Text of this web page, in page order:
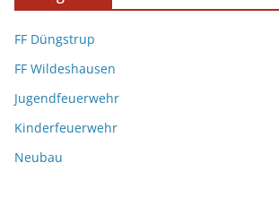
FF Düngstrup
FF Wildeshausen
Jugendfeuerwehr
Kinderfeuerwehr
Neubau